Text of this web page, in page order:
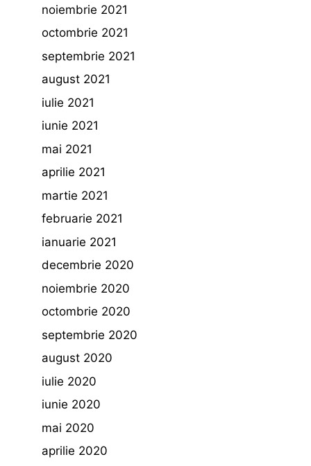
noiembrie 2021
octombrie 2021
septembrie 2021
august 2021
iulie 2021
iunie 2021
mai 2021
aprilie 2021
martie 2021
februarie 2021
ianuarie 2021
decembrie 2020
noiembrie 2020
octombrie 2020
septembrie 2020
august 2020
iulie 2020
iunie 2020
mai 2020
aprilie 2020